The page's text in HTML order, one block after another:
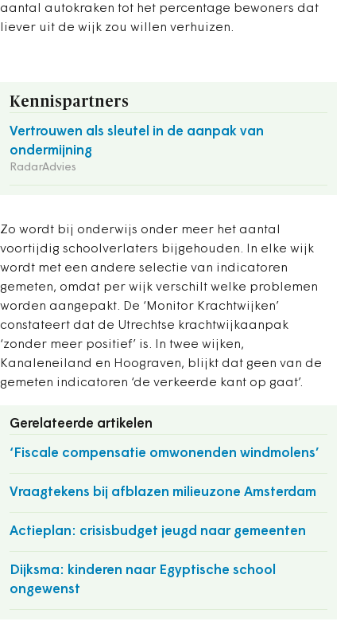
aantal autokraken tot het percentage bewoners dat
liever uit de wijk zou willen verhuizen.
Kennispartners
Vertrouwen als sleutel in de aanpak van
ondermijning
RadarAdvies
Zo wordt bij onderwijs onder meer het aantal
voortijdig schoolverlaters bijgehouden. In elke wijk
wordt met een andere selectie van indicatoren
gemeten, omdat per wijk verschilt welke problemen
worden aangepakt. De ‘Monitor Krachtwijken’
constateert dat de Utrechtse krachtwijkaanpak
‘zonder meer positief’ is. In twee wijken,
Kanaleneiland en Hoograven, blijkt dat geen van de
gemeten indicatoren ‘de verkeerde kant op gaat’.
Gerelateerde artikelen
‘Fiscale compensatie omwonenden windmolens’
Vraagtekens bij afblazen milieuzone Amsterdam
Actieplan: crisisbudget jeugd naar gemeenten
Dijksma: kinderen naar Egyptische school
ongewenst